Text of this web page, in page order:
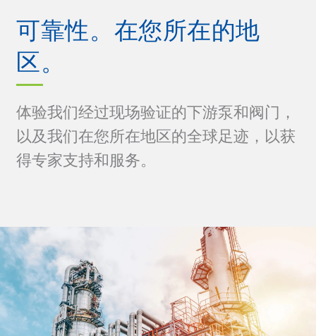
可靠性。在您所在的地
区。
体验我们经过现场验证的下游泵和阀门，
以及我们在您所在地区的全球足迹，以获
得专家支持和服务。